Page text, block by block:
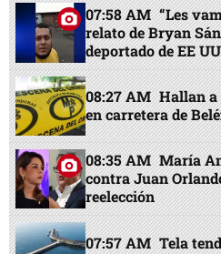
07:58 AM “Les
relato de Bryan
deportado de EE
08:27 AM Hallan
en carretera de
08:35 AM María
contra Juan
reelección
07:57 AM Tela